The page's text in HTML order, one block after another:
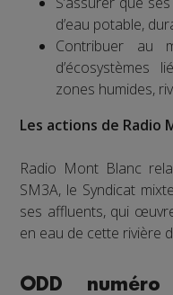
d’eau potable,
Contribuer au
d’écosystèmes
zones humides,
Les actions de Radio
Radio Mont Blanc
SM3A, le Syndicat
ses affluents, qui
en eau de cette rivière
ODD